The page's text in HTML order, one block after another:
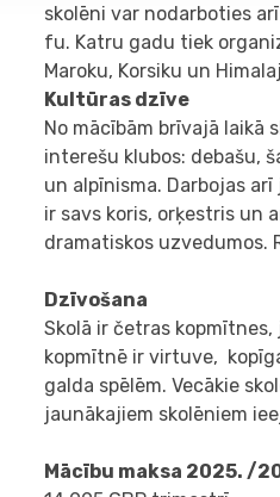
skolēni var nodarboties
fu. Katru gadu tiek
Maroku, Korsiku un
Kultūras dzīve
No mācībām brīvajā laikā
interešu klubos: debašu,
un alpīnisma. Darbojas
ir savs koris, orķestris un
dramatiskos uzvedumos.
Dzīvošana
Skolā ir četras
kopmītnē ir virtuve,
galda spēlēm. Vecākie
jaunākajiem skolēniem
Mācību maksa 2025. /